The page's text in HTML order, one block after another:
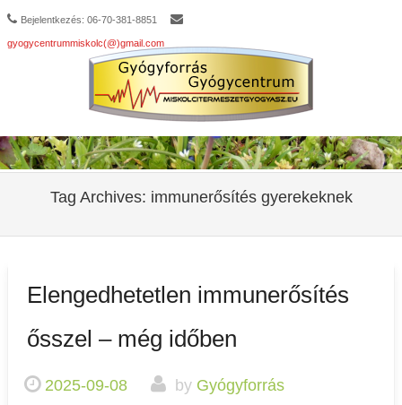
Bejelentkezés: 06-70-381-8851
gyogycentrummiskolc(@)gmail.com
Tag Archives: immunerősítés gyerekeknek
Elengedhetetlen immunerősítés
ősszel – még időben
2025-09-08 by Gyógyforrás